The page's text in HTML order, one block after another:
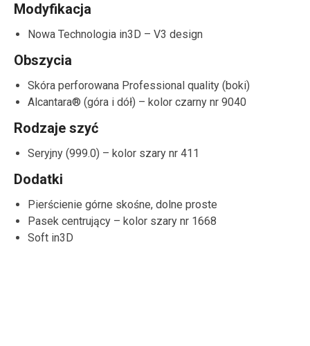
Modyfikacja
Nowa Technologia in3D – V3 design
Obszycia
Skóra perforowana Professional quality (boki)
Alcantara® (góra i dół) – kolor czarny nr 9040
Rodzaje szyć
Seryjny (999.0) – kolor szary nr 411
Dodatki
Pierścienie górne skośne, dolne proste
Pasek centrujący – kolor szary nr 1668
Soft in3D